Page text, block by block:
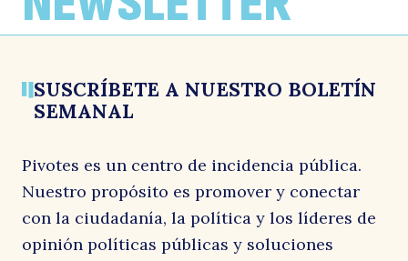
Por: El Diario de Atacama
1 junio, 2026
1 junio, 2026
de Boric
Por: El Diario Financiero
SUSCRÍBETE A NUESTRO BOLETÍN
SEMANAL
Pivotes es un centro de incidencia pública.
Nuestro propósito es promover y conectar
con la ciudadanía, la política y los líderes de
opinión políticas públicas y soluciones